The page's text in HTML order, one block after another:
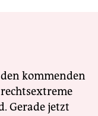
kommenden
Gerade jetzt